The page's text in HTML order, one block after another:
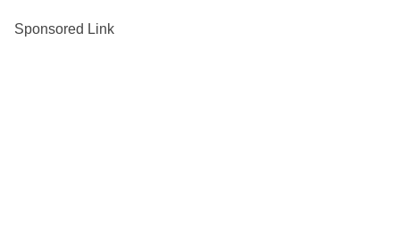
Sponsored Link